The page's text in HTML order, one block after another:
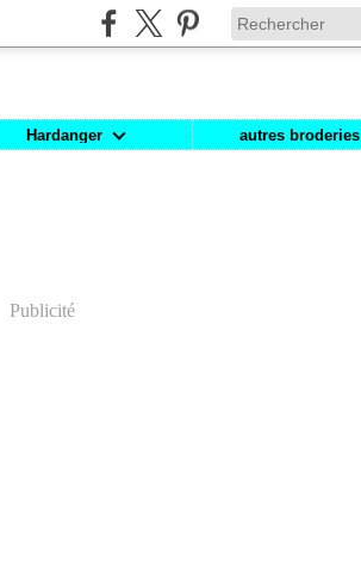
Hardanger autres broderies
Publicité